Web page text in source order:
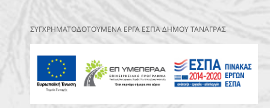
ΣΥΓΧΡΗΜΑΤΟΔΟΤΟΥΜΕΝΑ ΕΡΓΑ ΕΣΠΑ ΔΗΜΟΥ ΤΑΝΑΓΡΑΣ